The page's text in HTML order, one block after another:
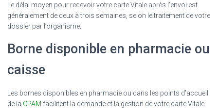
Le délai moyen pour recevoir votre carte Vitale après l’envoi est
généralement de deux à trois semaines, selon le traitement de votre
dossier par l’organisme.
Borne disponible en pharmacie ou
caisse
Les bornes disponibles en pharmacie ou dans les points d’accueil
de la CPAM facilitent la demande et la gestion de votre carte Vitale.